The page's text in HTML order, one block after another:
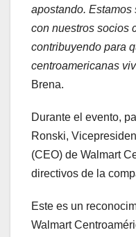
apostando. Estamos
con nuestros socios
contribuyendo para
centroamericanas
Brena.
Durante el evento,
Ronski,
(CEO) de Walmart
directivos de la
Este es un
Walmart